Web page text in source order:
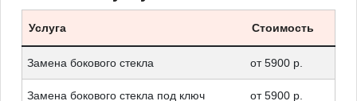
Услуга Стоимость
Замена бокового стекла от 5900 р.
Замена бокового стекла под ключ от 5900 р.